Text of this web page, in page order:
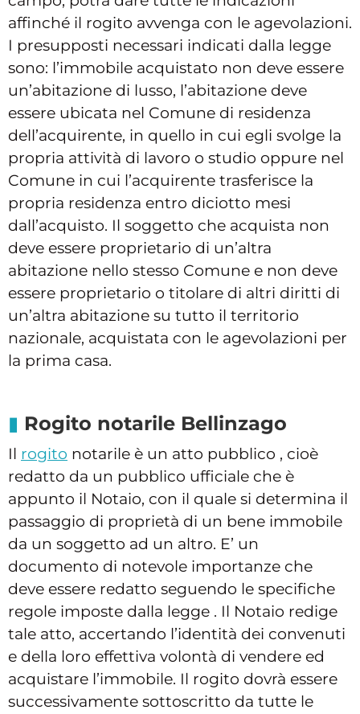
affinché il rogito avvenga con le agevolazioni.
I presupposti necessari indicati dalla legge
sono: l’immobile acquistato non deve essere
un’abitazione di lusso, l’abitazione deve
essere ubicata nel Comune di residenza
dell’acquirente, in quello in cui egli svolge la
propria attività di lavoro o studio oppure nel
Comune in cui l’acquirente trasferisce la
propria residenza entro diciotto mesi
dall’acquisto. Il soggetto che acquista non
deve essere proprietario di un’altra
abitazione nello stesso Comune e non deve
essere proprietario o titolare di altri diritti di
un’altra abitazione su tutto il territorio
nazionale, acquistata con le agevolazioni per
la prima casa.
Rogito notarile Bellinzago
Il rogito notarile è un atto pubblico , cioè
redatto da un pubblico ufficiale che è
appunto il Notaio, con il quale si determina il
passaggio di proprietà di un bene immobile
da un soggetto ad un altro. E’ un
documento di notevole importanze che
deve essere redatto seguendo le specifiche
regole imposte dalla legge . Il Notaio redige
tale atto, accertando l’identità dei convenuti
e della loro effettiva volontà di vendere ed
acquistare l’immobile. Il rogito dovrà essere
successivamente sottoscritto da tutte le